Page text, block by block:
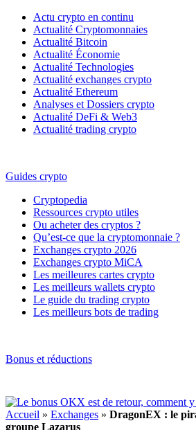
Actu crypto en continu
Actualité Cryptomonnaies
Actualité Bitcoin
Actualité Économie
Actualité Technologies
Actualité exchanges crypto
Actualité Ethereum
Analyses et Dossiers crypto
Actualité DeFi & Web3
Actualité trading crypto
Guides crypto
Cryptopedia
Ressources crypto utiles
Ou acheter des cryptos ?
Qu’est-ce que la cryptomonnaie ?
Exchanges crypto 2026
Exchanges crypto MiCA
Les meilleures cartes crypto
Les meilleurs wallets crypto
Le guide du trading crypto
Les meilleurs bots de trading
Bonus et réductions
Accueil » Exchanges » DragonEX : le
groupe Lazarus